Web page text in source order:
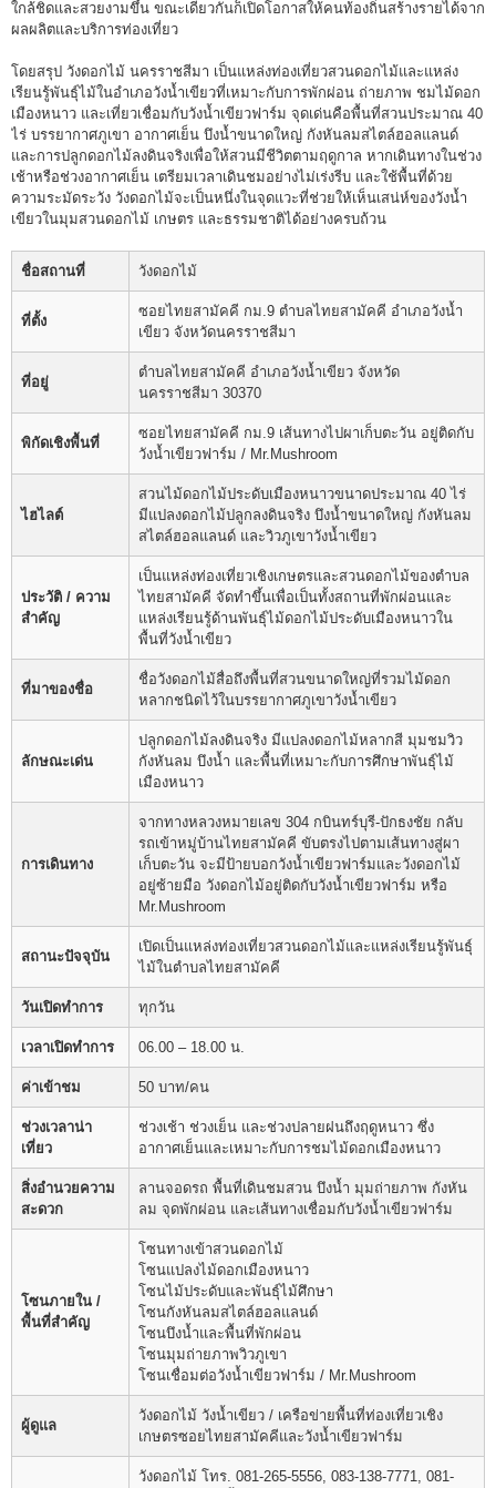
ใกล้ชิดและสวยงามขึ้น ขณะเดียวกันก็เปิดโอกาสให้คนท้องถิ่นสร้างรายได้จาก
ผลผลิตและบริการท่องเที่ยว
โดยสรุป วังดอกไม้ นครราชสีมา เป็นแหล่งท่องเที่ยวสวนดอกไม้และแหล่ง
เรียนรู้พันธุ์ไม้ในอำเภอวังน้ำเขียวที่เหมาะกับการพักผ่อน ถ่ายภาพ ชมไม้ดอก
เมืองหนาว และเที่ยวเชื่อมกับวังน้ำเขียวฟาร์ม จุดเด่นคือพื้นที่สวนประมาณ 40
ไร่ บรรยากาศภูเขา อากาศเย็น บึงน้ำขนาดใหญ่ กังหันลมสไตล์ฮอลแลนด์
และการปลูกดอกไม้ลงดินจริงเพื่อให้สวนมีชีวิตตามฤดูกาล หากเดินทางในช่วง
เช้าหรือช่วงอากาศเย็น เตรียมเวลาเดินชมอย่างไม่เร่งรีบ และใช้พื้นที่ด้วย
ความระมัดระวัง วังดอกไม้จะเป็นหนึ่งในจุดแวะที่ช่วยให้เห็นเสน่ห์ของวังน้ำ
เขียวในมุมสวนดอกไม้ เกษตร และธรรมชาติได้อย่างครบถ้วน
ชื่อสถานที่ วังดอกไม้
ที่ตั้ง
ซอยไทยสามัคคี กม.9 ตำบลไทยสามัคคี อำเภอวังน้ำ
เขียว จังหวัดนครราชสีมา
ที่อยู่
ตำบลไทยสามัคคี อำเภอวังน้ำเขียว จังหวัด
นครราชสีมา 30370
พิกัดเชิงพื้นที่
ซอยไทยสามัคคี กม.9 เส้นทางไปผาเก็บตะวัน อยู่ติดกับ
วังน้ำเขียวฟาร์ม / Mr.Mushroom
ไฮไลต์
สวนไม้ดอกไม้ประดับเมืองหนาวขนาดประมาณ 40 ไร่
มีแปลงดอกไม้ปลูกลงดินจริง บึงน้ำขนาดใหญ่ กังหันลม
สไตล์ฮอลแลนด์ และวิวภูเขาวังน้ำเขียว
ประวัติ / ความ
สำคัญ
เป็นแหล่งท่องเที่ยวเชิงเกษตรและสวนดอกไม้ของตำบล
ไทยสามัคคี จัดทำขึ้นเพื่อเป็นทั้งสถานที่พักผ่อนและ
แหล่งเรียนรู้ด้านพันธุ์ไม้ดอกไม้ประดับเมืองหนาวใน
พื้นที่วังน้ำเขียว
ที่มาของชื่อ
ชื่อวังดอกไม้สื่อถึงพื้นที่สวนขนาดใหญ่ที่รวมไม้ดอก
หลากชนิดไว้ในบรรยากาศภูเขาวังน้ำเขียว
ลักษณะเด่น
ปลูกดอกไม้ลงดินจริง มีแปลงดอกไม้หลากสี มุมชมวิว
กังหันลม บึงน้ำ และพื้นที่เหมาะกับการศึกษาพันธุ์ไม้
เมืองหนาว
การเดินทาง
จากทางหลวงหมายเลข 304 กบินทร์บุรี-ปักธงชัย กลับ
รถเข้าหมู่บ้านไทยสามัคคี ขับตรงไปตามเส้นทางสู่ผา
เก็บตะวัน จะมีป้ายบอกวังน้ำเขียวฟาร์มและวังดอกไม้
อยู่ซ้ายมือ วังดอกไม้อยู่ติดกับวังน้ำเขียวฟาร์ม หรือ
Mr.Mushroom
สถานะปัจจุบัน
เปิดเป็นแหล่งท่องเที่ยวสวนดอกไม้และแหล่งเรียนรู้พันธุ์
ไม้ในตำบลไทยสามัคคี
วันเปิดทำการ ทุกวัน
เวลาเปิดทำการ 06.00 – 18.00 น.
ค่าเข้าชม 50 บาท/คน
ช่วงเวลาน่า
เที่ยว
ช่วงเช้า ช่วงเย็น และช่วงปลายฝนถึงฤดูหนาว ซึ่ง
อากาศเย็นและเหมาะกับการชมไม้ดอกเมืองหนาว
สิ่งอำนวยความ
สะดวก
ลานจอดรถ พื้นที่เดินชมสวน บึงน้ำ มุมถ่ายภาพ กังหัน
ลม จุดพักผ่อน และเส้นทางเชื่อมกับวังน้ำเขียวฟาร์ม
โซนภายใน /
พื้นที่สำคัญ
โซนทางเข้าสวนดอกไม้
โซนแปลงไม้ดอกเมืองหนาว
โซนไม้ประดับและพันธุ์ไม้ศึกษา
โซนกังหันลมสไตล์ฮอลแลนด์
โซนบึงน้ำและพื้นที่พักผ่อน
โซนมุมถ่ายภาพวิวภูเขา
โซนเชื่อมต่อวังน้ำเขียวฟาร์ม / Mr.Mushroom
ผู้ดูแล
วังดอกไม้ วังน้ำเขียว / เครือข่ายพื้นที่ท่องเที่ยวเชิง
เกษตรซอยไทยสามัคคีและวังน้ำเขียวฟาร์ม
วังดอกไม้ โทร. 081-265-5556, 083-138-7771, 081-